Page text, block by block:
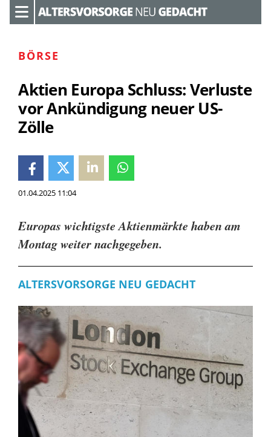
BÖRSE
Aktien Europa Schluss: Verluste
vor Ankündigung neuer US-
Zölle
01.04.2025 11:04
Europas wichtigste Aktienmärkte haben am
Montag weiter nachgegeben.
ALTERSVORSORGE NEU GEDACHT